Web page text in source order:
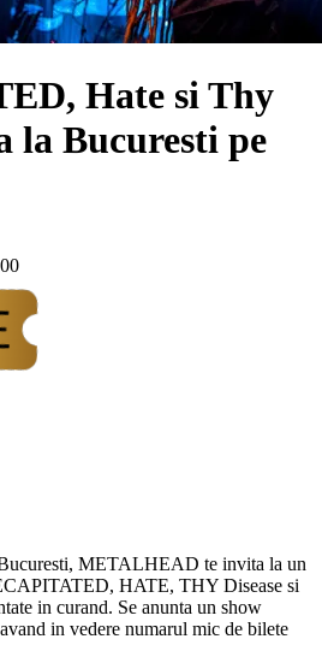
Hate si Thy
la Bucuresti pe
METALHEAD te invita la un
HATE, THY Disease si
in curand. Se anunta un show
in vedere numarul mic de bilete